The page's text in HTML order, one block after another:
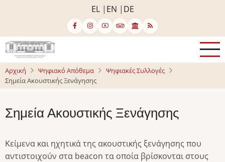
κυρίως
περιεχόμενο
EL EN DE
Αρχική Ψηφιακό Απόθεμα
Ψηφιακές Συλλογές
Σημεία Ακουστικής Ξενάγησης
Σημεία Ακουστικής Ξενάγησης
Κείμενα και ηχητικά της ακουστικής ξενάγησης που
αντιστοιχούν στα beacon τα οποία βρίσκονται στους